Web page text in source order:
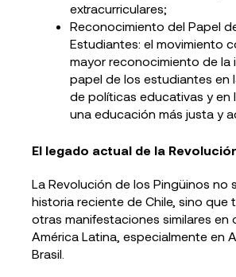
extracurriculares;
Reconocimiento del Papel
Estudiantes: el movimiento
mayor reconocimiento de la
papel de los estudiantes en
de políticas educativas y en
una educación más justa y
El legado actual de la
La Revolución de los Pingüinos no
historia reciente de Chile, sino que
otras manifestaciones similares en
América Latina, especialmente en
Brasil.